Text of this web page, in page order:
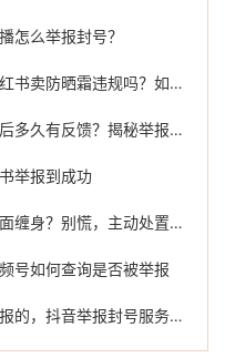
怎么举报封号？
霜违规吗？如何有效举报？
反馈？揭秘举报结果的延迟
举报到成功
？别慌，主动处置才是正解
号如何查询是否被举报
务有用吗？怎么举报才能有效维权？